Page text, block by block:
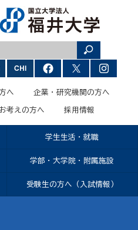
へ 企業・研究機関の方へ
考えの方へ 採用情報
学生生活・就職
学部・大学院・附属施設
受験生の方へ（入試情報）